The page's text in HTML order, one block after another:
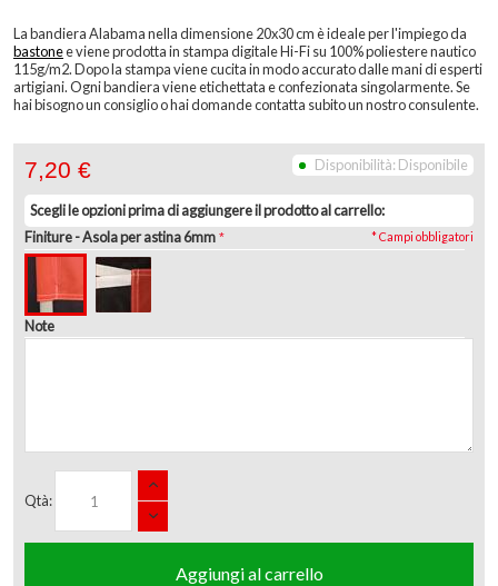
La bandiera Alabama nella dimensione 20x30 cm è ideale per l'impiego da
bastonee viene prodotta in stampa digitale Hi-Fi su 100% poliestere nautico
115g/m2. Dopo la stampa viene cucita in modo accurato dalle mani di esperti
artigiani. Ogni bandiera viene etichettata e confezionata singolarmente. Se
hai bisogno un consiglio o hai domande contatta subito un nostro consulente.
Disponibilità: Disponibile
7,20 €
Scegli le opzioni prima di aggiungere il prodotto al carrello:
Finiture- Asola per astina 6mm
Note
* Campi obbligatori
Qtà:
Aggiungi al carrello